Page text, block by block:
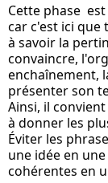
Cette phase
car c'est ici
à savoir la
convaincre,
enchaînement,
présenter son
Ainsi, il
à donner les
Éviter les
une idée en
cohérentes en